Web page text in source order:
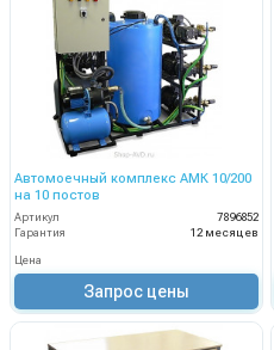
Автомоечный комплекс АМК 10/200
на 10 постов
Артикул
7896852
Гарантия
12 месяцев
Цена
Запрос цены